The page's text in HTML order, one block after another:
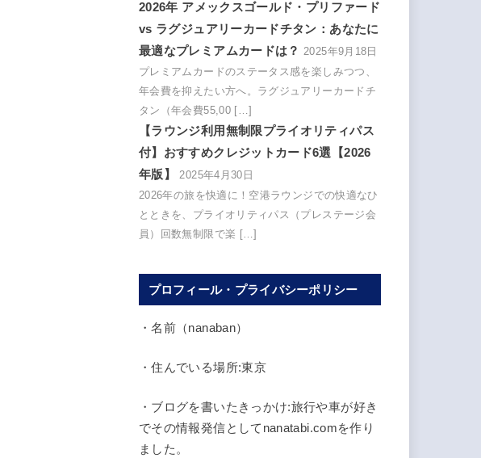
2026年 アメックスゴールド・プリファード
vs ラグジュアリーカードチタン：あなたに
最適なプレミアムカードは？ 2025年9月18日
プレミアムカードのステータス感を楽しみつつ、
年会費を抑えたい方へ。ラグジュアリーカードチ
タン（年会費55,00 […]
【ラウンジ利用無制限プライオリティパス
付】おすすめクレジットカード6選【2026
年版】
2025年4月30日
2026年の旅を快適に！空港ラウンジでの快適なひ
とときを、プライオリティパス（プレステージ会
員）回数無制限で楽 […]
プロフィール・プライバシーポリシー
・名前（nanaban）
・住んでいる場所:東京
・ブログを書いたきっかけ:旅行や車が好き
でその情報発信としてnanatabi.comを作り
ました。